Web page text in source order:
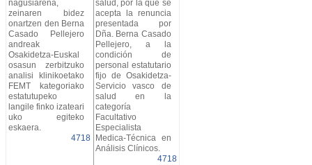
nagusiarena,
zeinaren bidez
onartzen den Berna
Casado Pellejero
andreak
Osakidetza-Euskal
osasun zerbitzuko
analisi klinikoetako
FEMT kategoriako
estatutupeko
langile finko izateari
uko egiteko
eskaera.
4718
salud, por la que se
acepta la renuncia
presentada por
Dña. Berna Casado
Pellejero, a la
condición de
personal estatutario
fijo de Osakidetza-
Servicio vasco de
salud en la
categoría
Facultativo
Especialista
Medica-Técnica en
Análisis Clínicos.
4718